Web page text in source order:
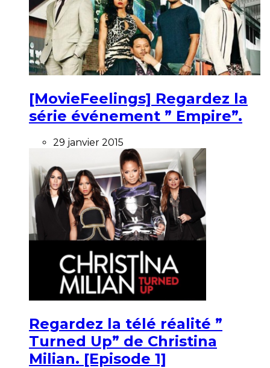
[MovieFeelings] Regardez la
série événement ” Empire”.
29 janvier 2015
Regardez la télé réalité ”
Turned Up” de Christina
Milian. [Episode 1]